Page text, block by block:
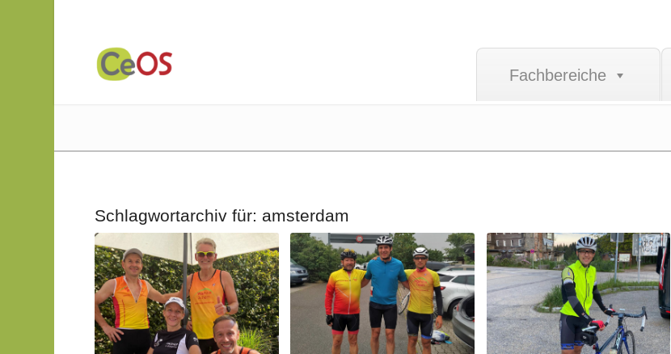
Fachbereiche
Schlagwortarchiv für: amsterdam